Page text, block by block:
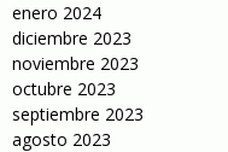
enero 2024
diciembre 2023
noviembre 2023
octubre 2023
septiembre 2023
agosto 2023